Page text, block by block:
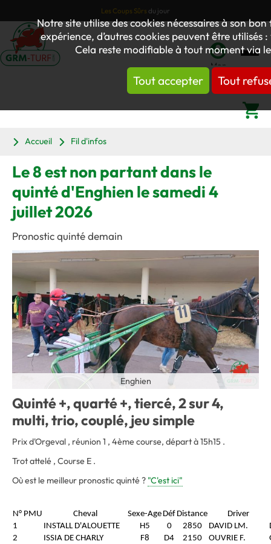
Notre site utilise des cookies nécessaires à son
expérience, d’autres cookies peuvent être utilisés
Cela reste modifiable à tout moment via
Tout accepter Tout
Les Coups Sûrs du jour
Mon
compte
Accueil
Fil d'infos
Le 8 est non partant dans le
quinté d'Enghien le samedi 4
juillet 2026
Pronostic quinté demain
Enghien
Quinté +, quarté +, tiercé, 2 sur 4,
multi, trio, couplé, jeu simple
Prix d'Orgeval , réunion 1 , 4ème course, départ à 15h15 .
Trot attelé , Course E .
Où est le meilleur pronostic quinté ? "C'est ici"
N° PMU Cheval Sexe-Age Déf Distance
Driver
1
INSTALL D'ALOUETTE H5 0 2850 DAVID LM.
2
ISSIA DE CHARLY F8 D4 2150 OUVRIE F.